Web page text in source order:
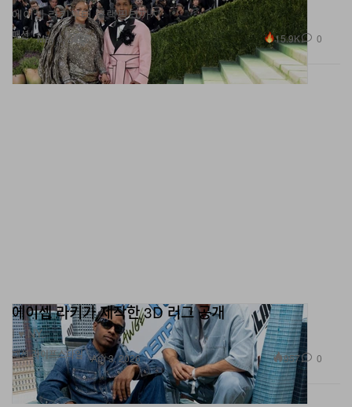
패션 May 6, 2026 15.9K
패션라이프스타일
I ♥ NY.
Apr 3, 2026 957